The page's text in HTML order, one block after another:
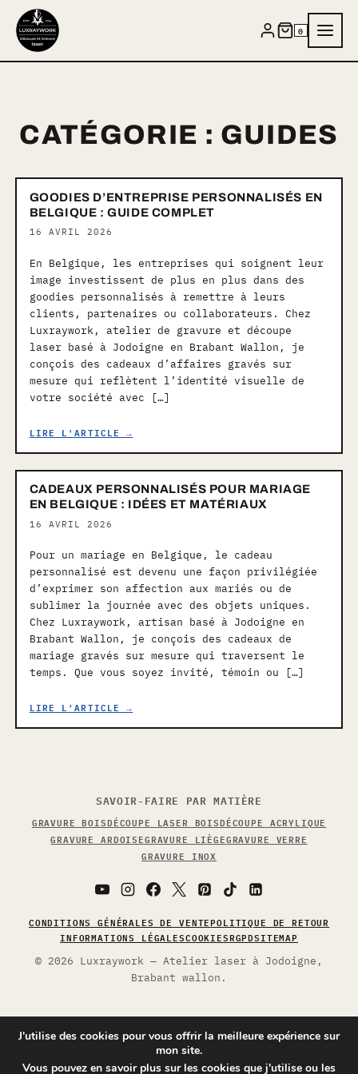
Aller
contenu
0
CATÉGORIE : GUIDES
GOODIES D’ENTREPRISE PERSONNALISÉS EN
BELGIQUE : GUIDE COMPLET
16 AVRIL 2026
En Belgique, les entreprises qui soignent leur
image investissent de plus en plus dans des
goodies personnalisés à remettre à leurs
clients, partenaires ou collaborateurs. Chez
Luxraywork, atelier de gravure et découpe
laser basé à Jodoigne en Brabant Wallon, je
conçois des cadeaux d’affaires gravés sur
mesure qui reflètent l’identité visuelle de
votre société avec […]
LIRE L'ARTICLE →
CADEAUX PERSONNALISÉS POUR MARIAGE
EN BELGIQUE : IDÉES ET MATÉRIAUX
16 AVRIL 2026
Pour un mariage en Belgique, le cadeau
personnalisé est devenu une façon privilégiée
d’exprimer son affection aux mariés ou de
sublimer la journée avec des objets uniques.
Chez Luxraywork, artisan basé à Jodoigne en
Brabant Wallon, je conçois des cadeaux de
mariage gravés sur mesure qui traversent le
temps. Que vous soyez invité, témoin ou […]
LIRE L'ARTICLE →
SAVOIR-FAIRE PAR MATIÈRE
GRAVURE BOISDÉCOUPE LASER BOISDÉCOUPE ACRYLIQUE
GRAVURE ARDOISEGRAVURE LIÈGEGRAVURE VERRE
GRAVURE INOX
CONDITIONS GÉNÉRALES DE VENTEPOLITIQUE DE RETOUR
INFORMATIONS LÉGALESCOOKIESRGPDSITEMAP
© 2026 Luxraywork — Atelier laser à Jodoigne,
Brabant wallon.
J'utilise des cookies pour vous offrir la meilleure expérience sur
mon site.
Vous pouvez en savoir plus sur les cookies que j'utilise ou les